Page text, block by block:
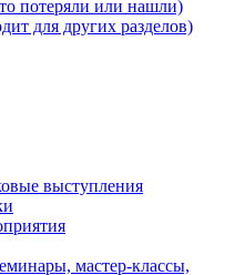
потеряли или нашли)
для других разделов)
выступления
мастер-классы,